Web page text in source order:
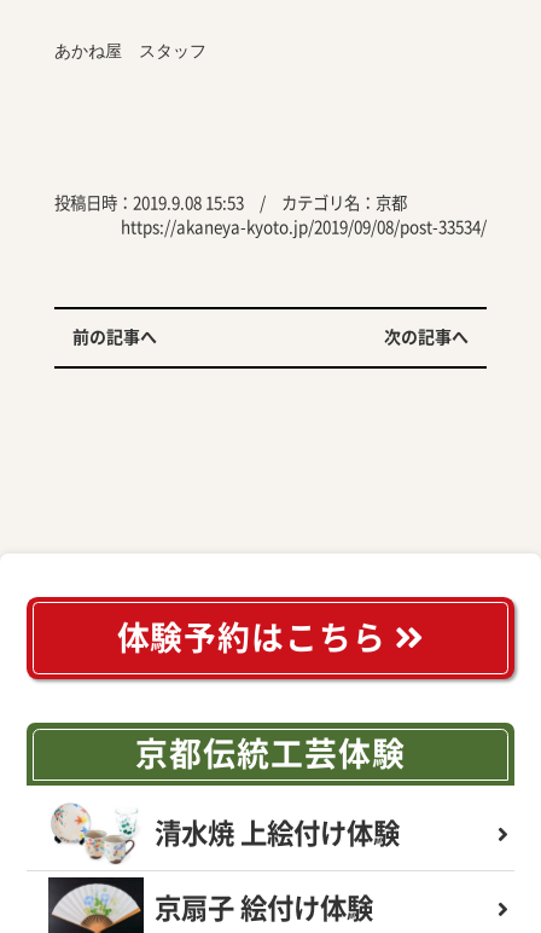
体験予約はこちら
京都伝統工芸体験
清水焼 上絵付け体験
京扇子 絵付け体験
あかね屋 スタッフ
投稿日時：2019.9.08 15:53 / カテゴリ名： 京都
https://akaneya-kyoto.jp/2019/09/08/post-33534/
前の記事へ 次の記事へ